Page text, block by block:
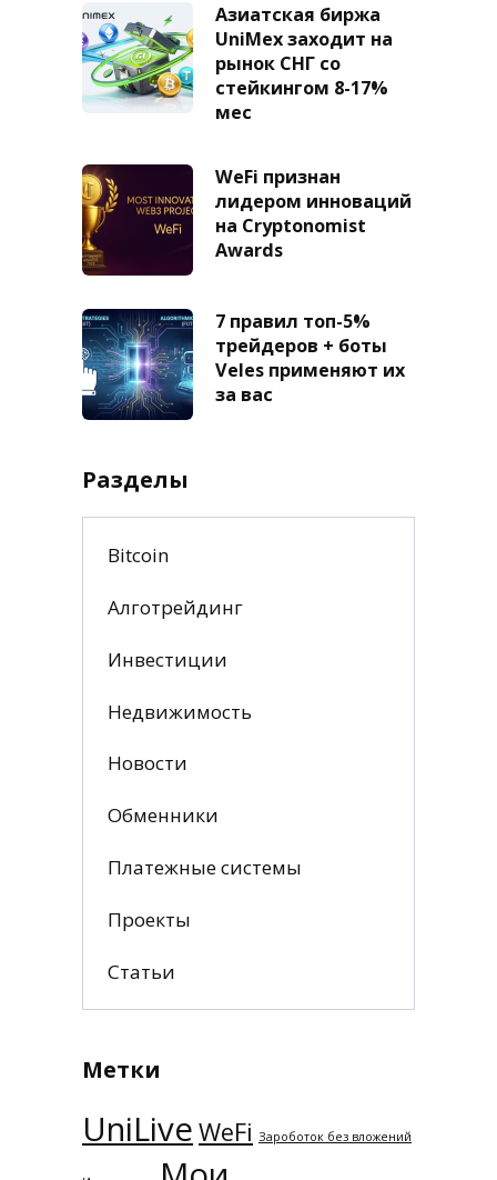
Азиатская биржа
UniMex заходит на
рынок СНГ со
стейкингом 8-17%
мес
WeFi признан
лидером инноваций
на Cryptonomist
Awards
7 правил топ-5%
трейдеров + боты
Veles применяют их
за вас
Разделы
Bitcoin
Алготрейдинг
Инвестиции
Недвижимость
Новости
Обменники
Платежные системы
Проекты
Статьи
Метки
UniLive WeFi Зароботок без вложений